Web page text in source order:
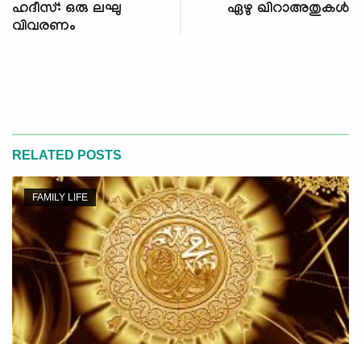
ഹദീസ്: ഒരു ലഘു
വിവരണം
ഏഴു ഖിറാഅതുകള്‍
RELATED POSTS
FAMILY LIFE